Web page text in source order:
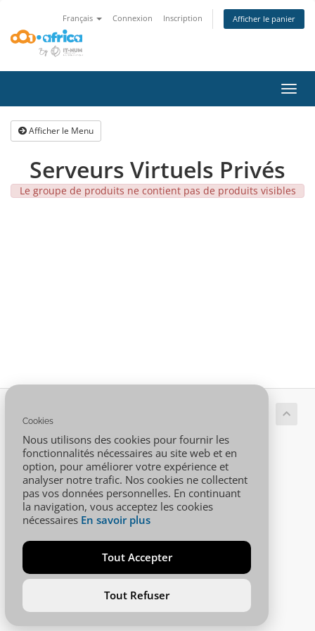
Français Connexion Inscription Afficher le panier
la
Afficher le Menu
Serveurs Virtuels Privés
Le groupe de produits ne contient pas de produits visibles
Cookies
Nous utilisons des cookies pour fournir les
fonctionnalités nécessaires au site web et en
option, pour améliorer votre expérience et
analyser notre trafic. Nos cookies ne collectent
pas vos données personnelles. En continuant
la navigation, vous acceptez les cookies
nécessaires En savoir plus
Tout Accepter
Tout Refuser